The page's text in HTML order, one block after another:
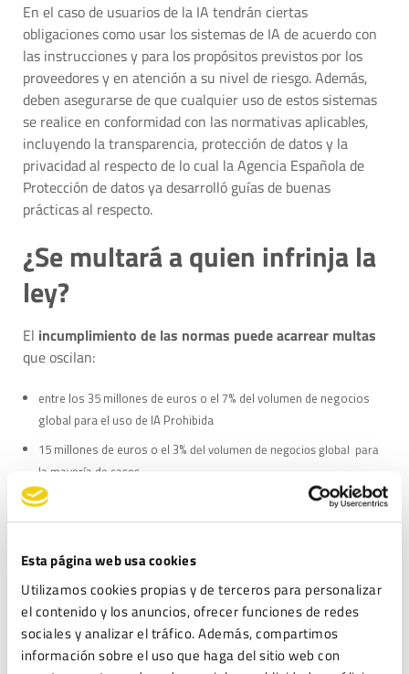
Esta página web usa cookies
Utilizamos cookies propias y de terceros para personalizar
el contenido y los anuncios, ofrecer funciones de redes
sociales y analizar el tráfico. Además, compartimos
información sobre el uso que haga del sitio web con
En el caso de usuarios de la IA tendrán ciertas
obligaciones como usar los sistemas de IA de acuerdo con
las instrucciones y para los propósitos previstos por los
proveedores y en atención a su nivel de riesgo. Además,
deben asegurarse de que cualquier uso de estos sistemas
se realice en conformidad con las normativas aplicables,
incluyendo la transparencia, protección de datos y la
privacidad al respecto de lo cual la Agencia Española de
Protección de datos ya desarrolló guías de buenas
prácticas al respecto.
¿Se multará a quien infrinja la
ley?
El incumplimiento de las normas puede acarrear multas
que oscilan:
entre los 35 millones de euros o el 7% del volumen de negocios
global para el uso de IA Prohibida
15 millones de euros o el 3% del volumen de negocios global para
la mayoría de casos
y los 7,5 millones o el 1,5% del volumen de negocios, por aportar
información incorrecta,
todo ello en en función de la infracción y el tamaño de la
empresa.
¿Qué efecto real puede tener
la nueva Ley de IA en los